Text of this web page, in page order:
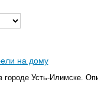
на дому
городе Усть-Илимске.